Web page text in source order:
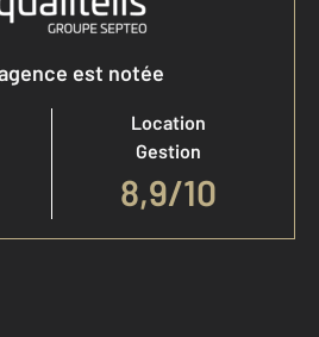
est notée
Location
Gestion
8,9/10